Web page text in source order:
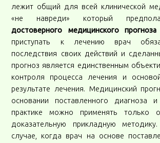
лежит общий для всей клинической
«не навреди» который
достоверного медицинского прогноза
приступать к лечению врач
последствия своих действий и
прогноз является единственным
контроля процесса лечения и
результате лечения. Медицинский
основании поставленного диагноза
практике можно применять только
доказательную прикладную
случае, когда врач на основе